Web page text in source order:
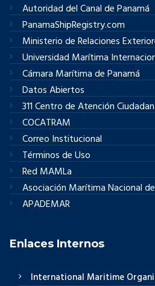
Autoridad del Canal de Panamá
PanamaShipRegistry.com
Ministerio de Relaciones
Universidad Marítima
Cámara Marítima de Panamá
Datos Abiertos
311 Centro de Atención
COCATRAM
Correo Institucional
Términos de Uso
Red MAMLa
Asociación Marítima Nacional
APADEMAR
Enlaces Internos
International Maritime